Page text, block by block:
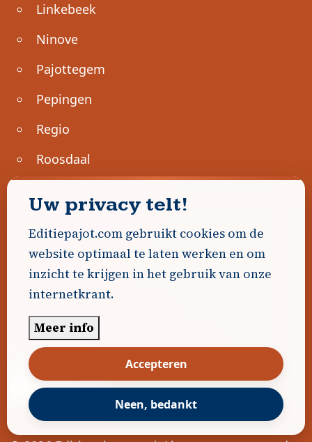
Linkebeek
Ninove
Pajottegem
Pepingen
Regio
Roosdaal
Sint-Pieters-Leeuw
Ternat
Ondernemen
Geen advertenties gevonden.
Uw advertentie hier? Contacteer ons!
Word Partner!
Uw privacy telt!
Editiepajot.com gebruikt cookies om de
website optimaal te laten werken en om
inzicht te krijgen in het gebruik van onze
internetkrant.
Meer info
Accepteren
Neen, bedankt